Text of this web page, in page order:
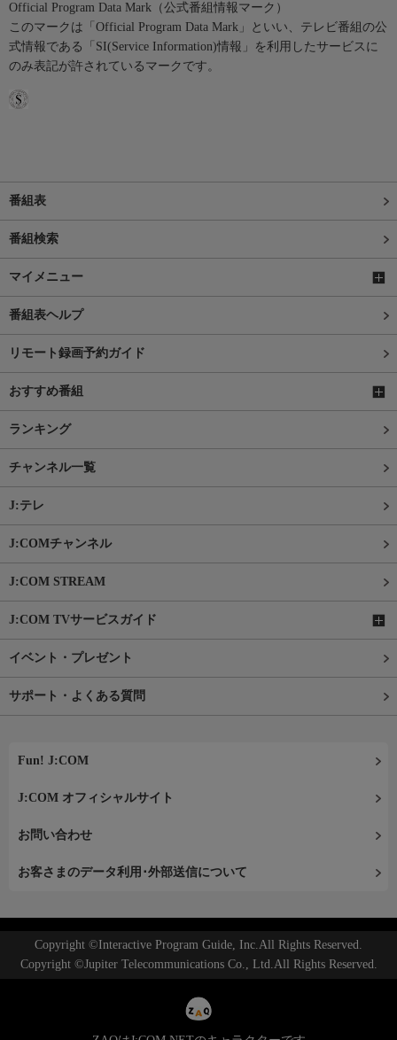
Official Program Data Mark（公式番組情報マーク）
このマークは「Official Program Data Mark」といい、テレビ番組の公
式情報である「SI(Service Information)情報」を利用したサービスに
のみ表記が許されているマークです。
番組表
番組検索
マイメニュー
番組表ヘルプ
リモート録画予約ガイド
おすすめ番組
ランキング
チャンネル一覧
J:テレ
J:COMチャンネル
J:COM STREAM
J:COM TVサービスガイド
イベント・プレゼント
サポート・よくある質問
Fun! J:COM
J:COM オフィシャルサイト
お問い合わせ
お客さまのデータ利用･外部送信について
Copyright ©Interactive Program Guide, Inc.All Rights Reserved.
Copyright ©Jupiter Telecommunications Co., Ltd.All Rights Reserved.